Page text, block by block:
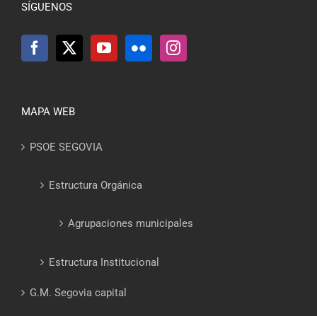
SÍGUENOS
MAPA WEB
PSOE SEGOVIA
Estructura Orgánica
Agrupaciones municipales
Estructura Institucional
G.M. Segovia capital